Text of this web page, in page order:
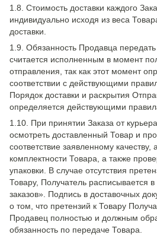
1.8. Стоимость доставки каждого
индивидуально исходя из веса
доставки.
1.9. Обязанность Продавца
считается исполненным в момент
отправления, так как этот момент
соответствии с действующими
Порядок доставки и раскрытия
определяется действующими
1.10. При принятии Заказа от
осмотреть доставленный Товар и
соответствие заявленному качеству,
комплектности Товара, а также
упаковки. В случае отсутствия
Товару, Получатель расписывается в
заказов». Подпись в доставочных
о том, что претензий к Товару
Продавец полностью и должным
обязанность по передаче Товара.